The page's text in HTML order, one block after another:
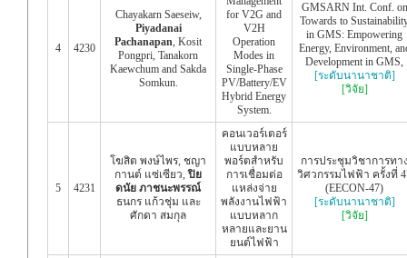
4 4230
Chayakarn Saeseiw,
Piyadanai
Pachanapan , Kosit
Pongpri, Tanakorn
Kaewchum and Sakda
Somkun.
for V2G and
V2H
Operation
Modes in
Single-Phase
PV/Battery/EV
Hybrid Energy
System.
GMSARN Int. Conf. on
Towards to
in GMS: Empowering
Energy, Environment,
Development in GMS,
[ระดับนานาชาติ]
[วิจัย]
5 4231
โฆสิต พงษ์ไพร, ชญา
กานต์ แซ่เซียว,ปิย
ดนัย ภาชนะพรรณ์
ธนกร แก้วชุ่ม และ
ศักดา สมกุล
คอนเวอร์เตอร์
แบบหลาย
พอร์ตสำหรับ
การเชื่อมต่อ
แหล่งจ่าย
พลังงานไฟฟ้า
แบบหลาก
หลายและยาน
ยนต์ไฟฟ้า
การประชุมวิชาการทา
วิศวกรรมไฟฟ้า ครั้งที่
(EECON-47)
[ระดับนานาชาติ]
[วิจัย]